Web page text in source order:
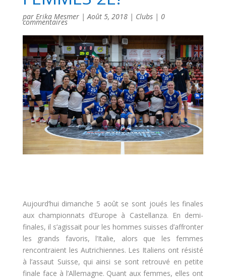
par Erika Mesmer|Août 5, 2018| Clubs| 0
commentaires
Aujourd’hui dimanche 5 août se sont joués les finales
aux championnats d’Europe à Castellanza. En demi-
finales, il s’agissait pour les hommes suisses d’affronter
les grands favoris, l’Italie, alors que les femmes
rencontraient les Autrichiennes. Les Italiens ont résisté
à l’assaut Suisse, qui ainsi se sont retrouvé en petite
finale face à l’Allemagne. Quant aux femmes, elles ont